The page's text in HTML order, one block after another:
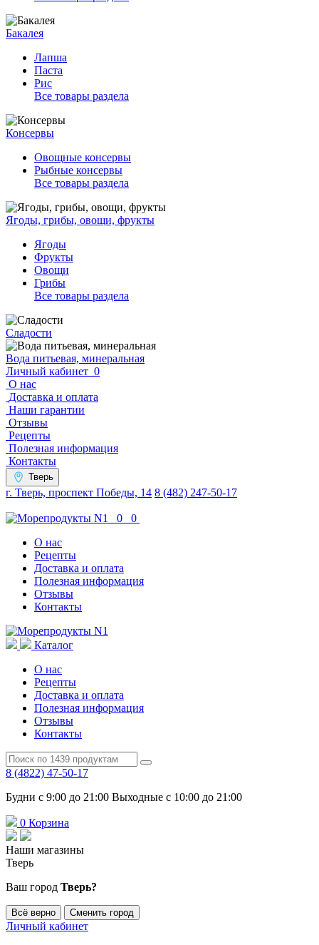
Бакалея
Лапша
Паста
Рис
Все товары раздела
Консервы
Овощные консервы
Рыбные консервы
Все товары раздела
Ягоды, грибы, овощи, фрукты
Ягоды
Фрукты
Овощи
Грибы
Все товары раздела
Сладости
Вода питьевая, минеральная
Личный кабинет 0
О нас
Доставка и оплата
Наши гарантии
Отзывы
Рецепты
Полезная информация
Контакты
Тверь
г. Тверь, проспект Победы, 14 8 (482) 247-50-17
0
0
О нас
Рецепты
Доставка и оплата
Полезная информация
Отзывы
Контакты
Каталог
О нас
Рецепты
Доставка и оплата
Полезная информация
Отзывы
Контакты
8 (4822) 47-50-17
Будни с 9:00 до 21:00 Выходные с 10:00 до 21:00
0 Корзина
Наши магазины
Тверь
Ваш город Тверь?
Всё верно Сменить город
Личный кабинет